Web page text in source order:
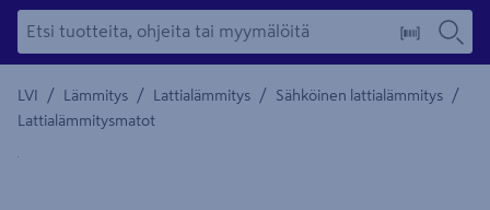
LVI / Lämmitys / Lattialämmitys / Sähköinen lattialämmitys /
Lattialämmitysmatot
Yksityiskohtainen kuvaus löytyy Tuotteen kuvaus -